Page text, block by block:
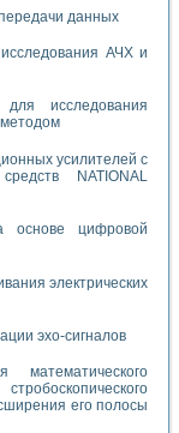
данных
АЧХ и
исследования
усилителей с
NATIONAL
основе цифровой
электрических
эхо-сигналов
его полосы